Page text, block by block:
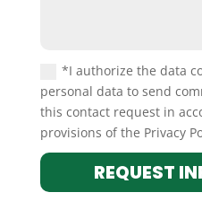
*I authorize the data
personal data to send
this contact request in
provisions of the Privacy
REQUEST